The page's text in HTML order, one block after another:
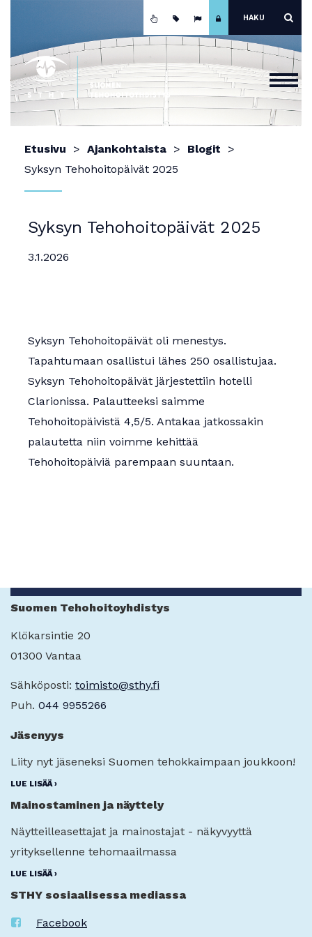
Ajankohtaista
Yhdistys
Koulutus
Etusivu Ajankohtaista
Blogit
Syksyn Tehohoitopäivät 2025
Syksyn Tehohoitopäivät 2025
3.1.2026
Syksyn Tehohoitopäivät oli menestys.
Tapahtumaan osallistui lähes 250 osallistujaa.
Syksyn Tehohoitopäivät järjestettiin hotelli
Clarionissa. Palautteeksi saimme
Tehohoitopäivistä 4,5/5. Antakaa jatkossakin
palautetta niin voimme kehittää
Tehohoitopäiviä parempaan suuntaan.
Suomen Tehohoitoyhdistys
Klökarsintie 20
01300 Vantaa
Sähköposti: toimisto@sthy.fi
Puh. 044 9955266
Jäsenyys
Liity nyt jäseneksi Suomen tehokkaimpaan joukkoon!
LUE LISÄÄ ›
Mainostaminen ja näyttely
Näytteilleasettajat ja mainostajat - näkyvyyttä
yrityksellenne tehomaailmassa
LUE LISÄÄ ›
STHY sosiaalisessa mediassa
Facebook